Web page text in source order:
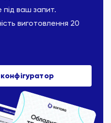
ваш запит.
виготовлення 20